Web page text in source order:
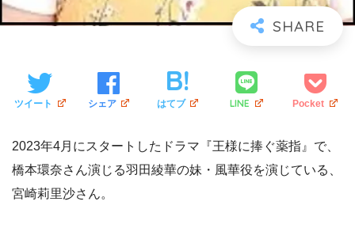
ツイート シェア はてブ LINE Pocket
2023年4月にスタートしたドラマ『王様に捧ぐ薬指』で、
橋本環奈さん演じる羽田綾華の妹・風華役を演じている、
宮崎莉里沙さん。